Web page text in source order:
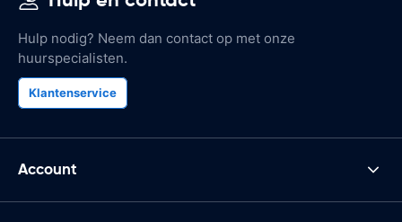
Hulp nodig? Neem dan contact op met onze
huurspecialisten.
Klantenservice
Account